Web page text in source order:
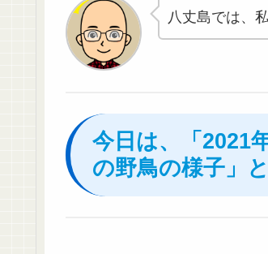
八丈島では、
今日は、「2021
の野鳥の様子」